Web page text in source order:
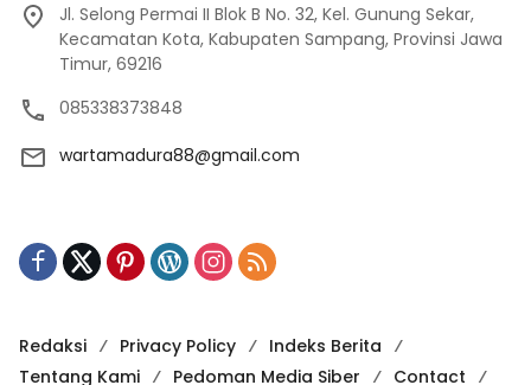
Jl. Selong Permai II Blok B No. 32, Kel. Gunung Sekar,
Kecamatan Kota, Kabupaten Sampang, Provinsi Jawa
Timur, 69216
085338373848
wartamadura88@gmail.com
Redaksi Privacy Policy
Indeks Berita
Tentang Kami
Pedoman Media Siber Contact